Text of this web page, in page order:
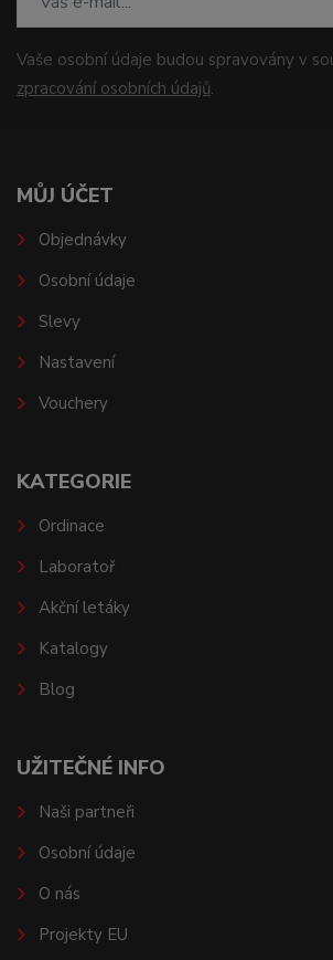
Vaše osobní údaje budou spravovány v
zpracování osobních údajů.
MŮJ ÚČET
Objednávky
Osobní údaje
Slevy
Nastavení
Vouchery
KATEGORIE
Ordinace
Laboratoř
Akční letáky
Katalogy
Blog
UŽITEČNÉ INFO
Naši partneři
Osobní údaje
O nás
Projekty EU